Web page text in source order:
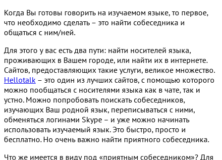
Когда Вы готовы говорить на изучаемом языке, то первое,
что необходимо сделать – это найти собеседника и
общаться с ним/ней.
Для этого у вас есть два пути: найти носителей языка,
проживающих в Вашем городе, или найти их в интернете.
Сайтов, предоставляющих такие услуги, великое множество.
Hellotalk – это один из лучших сайтов, с помощью которого
можно пообщаться с носителями языка как в чате, так и
устно. Можно попробовать поискать собеседников,
изучающих Ваш родной язык, переписываться с ними,
обменяться логинами Skype – и уже можно начинать
использовать изучаемый язык. Это быстро, просто и
бесплатно. Но очень важно найти приятного собеседника.
Что же имеется в виду под «приятным собеседником»? Для